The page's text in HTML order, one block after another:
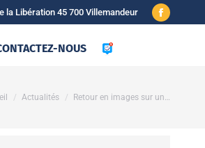
la Libération 45 700 Villemandeur
Facebook
new
NOUS
êtes ici :Actualités Retour en images sur un…